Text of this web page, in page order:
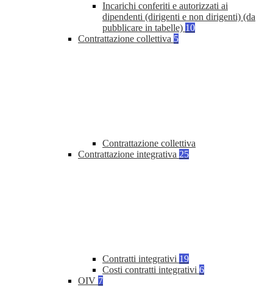
Incarichi conferiti e autorizzati ai
dipendenti (dirigenti e non dirigenti) (da
pubblicare in tabelle) 10
Contrattazione collettiva 5
Contrattazione collettiva
Contrattazione integrativa 25
Contratti integrativi 19
Costi contratti integrativi 6
OIV 7